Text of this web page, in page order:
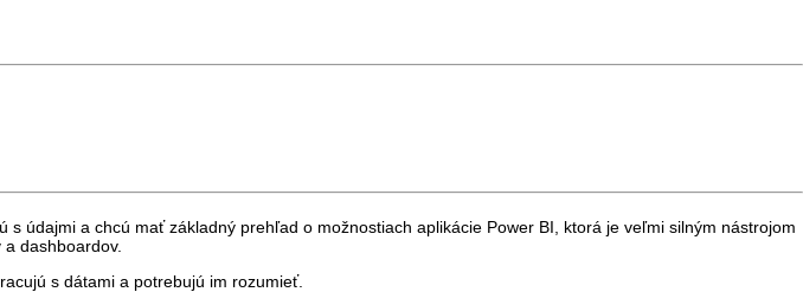
údajmi a chcú mať základný prehľad o možnostiach aplikácie Power BI, ktorá je veľmi silným nástrojom
dashboardov.
s dátami a potrebujú im rozumieť.